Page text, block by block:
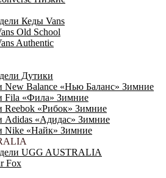
Кеды Vans
Old School
Authentic
Дутики
New Balance «Нью Баланс» Зимние
Fila «Фила» Зимние
Reebok «Рибок» Зимние
Adidas «Адидас» Зимние
Nike «Найк» Зимние
UGG AUSTRALIA
Fox